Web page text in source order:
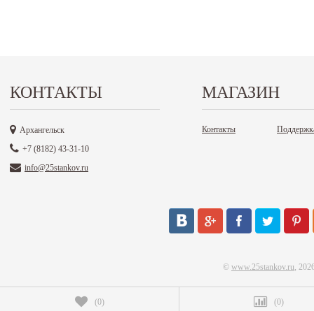
КОНТАКТЫ
Архангельск
+7 (8182) 43-31-10
info@25stankov.ru
МАГАЗИН
Контакты
© www.25stankov.ru,
(0) (0)